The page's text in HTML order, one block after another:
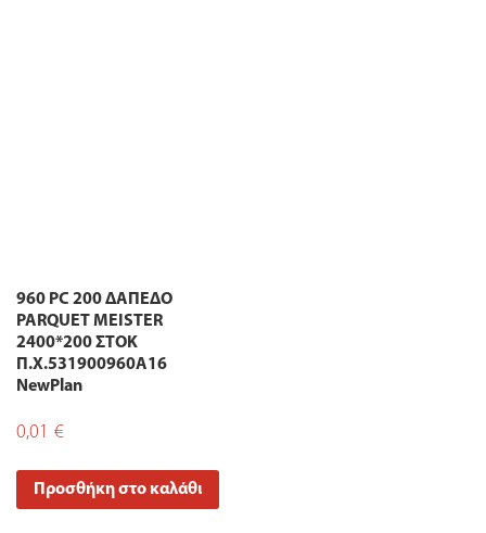
960 PC 200 ΔΑΠΕΔΟ
PARQUET MEISTER
2400*200 ΣΤΟΚ
Π.Χ.531900960A16
NewPlan
0,01 €
Προσθήκη στο καλάθι